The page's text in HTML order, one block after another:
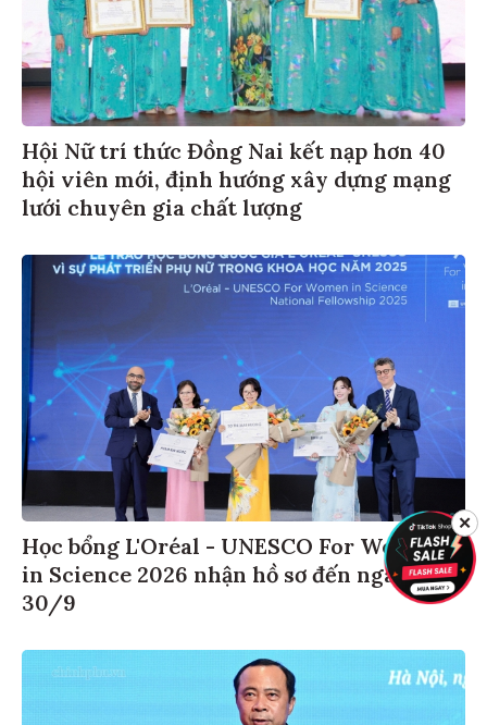
Hội Nữ trí thức Đồng Nai kết nạp hơn 40
hội viên mới, định hướng xây dựng mạng
lưới chuyên gia chất lượng
Học bổng L'Oréal - UNESCO For Women
in Science 2026 nhận hồ sơ đến ngày
30/9
✕